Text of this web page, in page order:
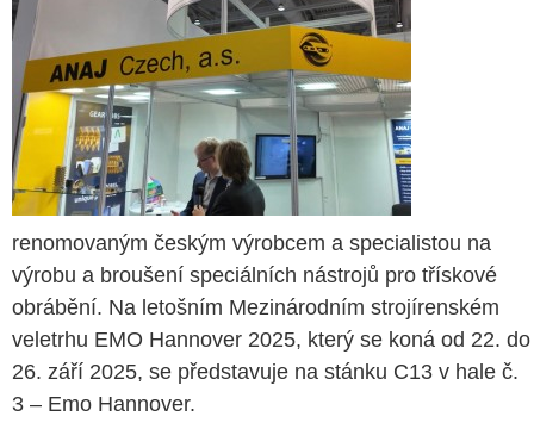
renomovaným českým výrobcem a specialistou na
výrobu a broušení speciálních nástrojů pro třískové
obrábění. Na letošním Mezinárodním strojírenském
veletrhu EMO Hannover 2025, který se koná od 22. do
26. září 2025, se představuje na stánku C13 v hale č.
3 – Emo Hannover.